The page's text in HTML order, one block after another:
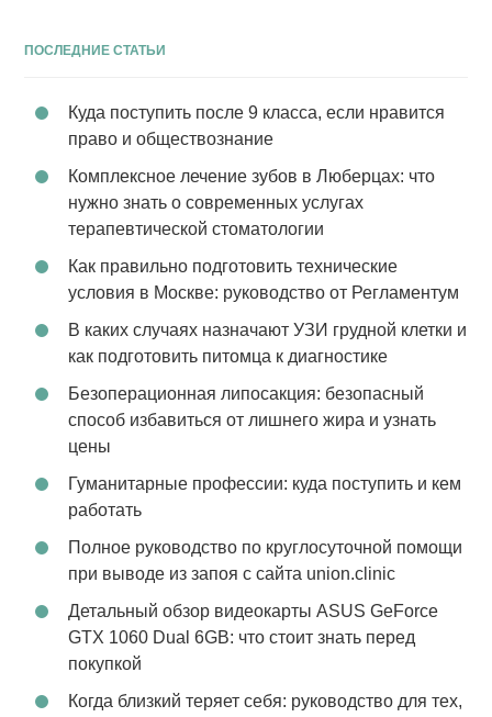
ПОСЛЕДНИЕ СТАТЬИ
Куда поступить после 9 класса, если нравится
право и обществознание
Комплексное лечение зубов в Люберцах: что
нужно знать о современных услугах
терапевтической стоматологии
Как правильно подготовить технические
условия в Москве: руководство от Регламентум
В каких случаях назначают УЗИ грудной клетки и
как подготовить питомца к диагностике
Безоперационная липосакция: безопасный
способ избавиться от лишнего жира и узнать
цены
Гуманитарные профессии: куда поступить и кем
работать
Полное руководство по круглосуточной помощи
при выводе из запоя с сайта union.clinic
Детальный обзор видеокарты ASUS GeForce
GTX 1060 Dual 6GB: что стоит знать перед
покупкой
Когда близкий теряет себя: руководство для тех,